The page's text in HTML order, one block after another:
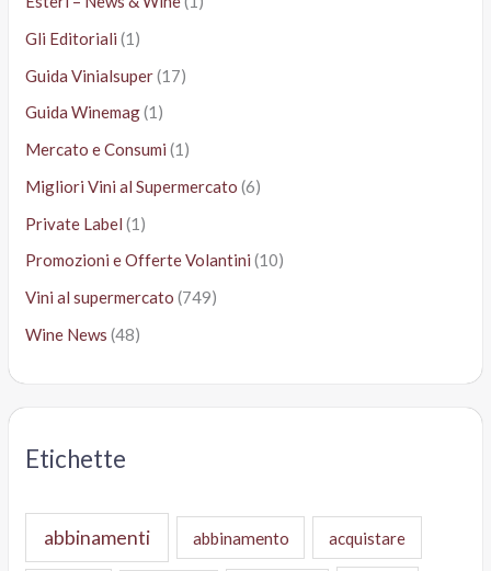
Gli Editoriali (1)
Guida Vinialsuper(17)
Guida Winemag(1)
Mercato e Consumi (1)
Migliori Vini al Supermercato (6)
Private Label (1)
Promozioni e Offerte Volantini (10)
Vini al supermercato (749)
Wine News (48)
Etichette
abbinamenti abbinamento acquistare